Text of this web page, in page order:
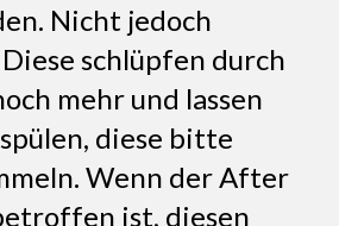
Nicht jedoch
schlüpfen durch
mehr und lassen
diese bitte
Wenn der After
ist, diesen